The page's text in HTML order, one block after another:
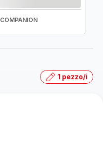
COMPANION
1 pezzo/i